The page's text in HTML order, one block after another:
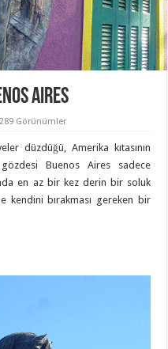
Aires
289 Görünümler
düzdüğü, Amerika kıtasının
gözdesi Buenos Aires sadece
en az bir kez derin bir soluk
kendini bırakması gereken bir